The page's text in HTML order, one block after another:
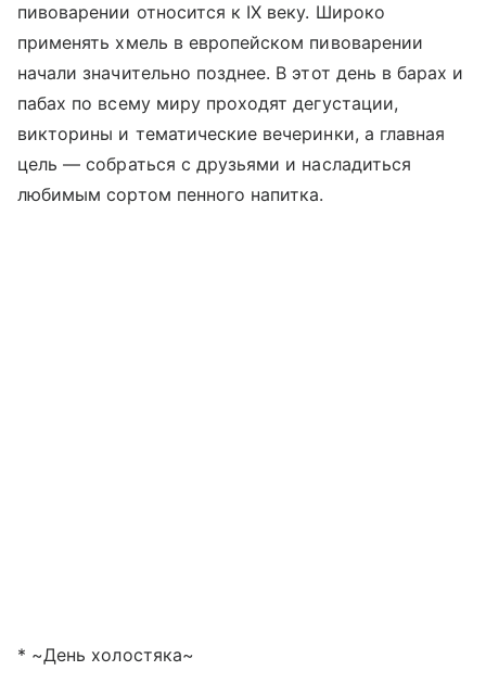
пивоварении относится к IX веку. Широко
применять хмель в европейском пивоварении
начали значительно позднее. В этот день в барах и
пабах по всему миру проходят дегустации,
викторины и тематические вечеринки, а главная
цель — собраться с друзьями и насладиться
любимым сортом пенного напитка.
* ~День холостяка~